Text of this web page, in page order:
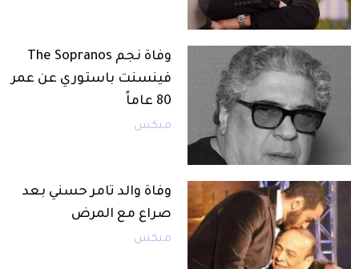
وفاة نجم The Sopranos
فينسنت باستوري عن عمر
80 عاماً
ميكس
وفاة والد تامر حسني بعد
صراع مع المرض
ميكس